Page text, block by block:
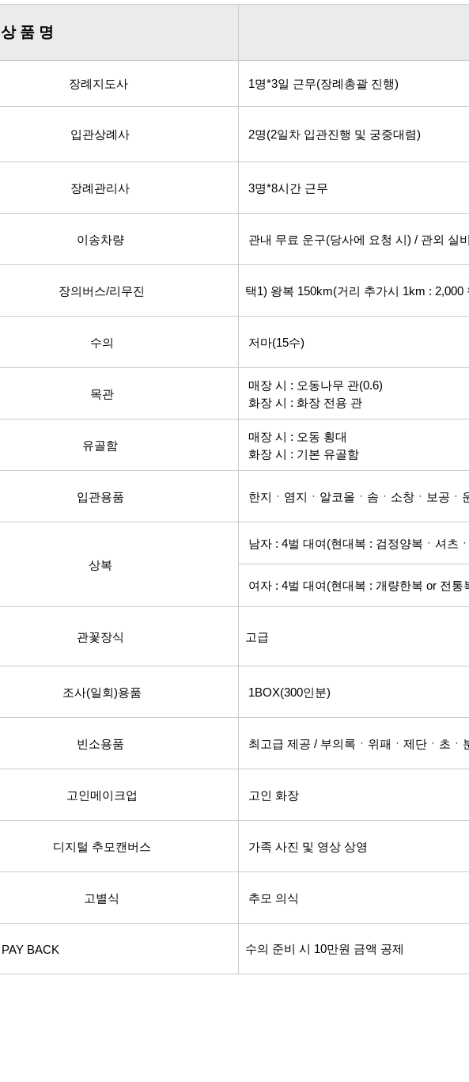
상 품 명
장례지도사 1명*3일 근무(장례총괄 진행)
입관상례사 2명(2일차 입관진행 및 궁중대렴)
장례관리사 3명*8시간 근무
이송차량 관내 무료 운구(당사에 요청 시) / 관외 실비
장의버스/리무진 택1) 왕복 150km(거리 추가시 1km : 2,000
수의 저마(15수)
목관
매장 시 : 오동나무 관(0.6)
화장 시 : 화장 전용 관
유골함
매장 시 : 오동 횡대
화장 시 : 기본 유골함
입관용품 한지ㆍ염지 ㆍ알코올 ㆍ솜 ㆍ소창 ㆍ보공 ㆍ
상복
남자 : 4벌 대여(현대복 : 검정양복 ㆍ셔츠
여자 : 4벌 대여(현대복 : 개량한복 or 전통
관꽃장식 고급
조사(일회)용품 1BOX(300인분)
빈소용품 최고급 제공 / 부의록 ㆍ위패 ㆍ제단 ㆍ초 ㆍ
고인메이크업 고인 화장
디지털 추모캔버스 가족 사진 및 영상 상영
고별식 추모 의식
PAY BACK 수의 준비 시 10만원 금액 공제